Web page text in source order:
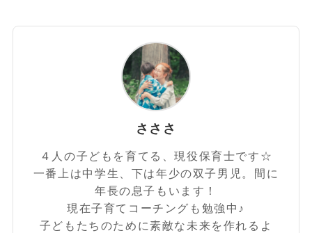
さささ
４人の子どもを育てる、現役保育士です☆
一番上は中学生、下は年少の双子男児。間に
年長の息子もいます！
現在子育てコーチングも勉強中♪
子どもたちのために素敵な未来を作れるよ